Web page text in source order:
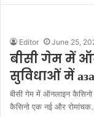
Editor June 25,
बीसी गेम में
सुविधाओं में
बीसी गेम में ऑनलाइन
कैसिनो एक नई और